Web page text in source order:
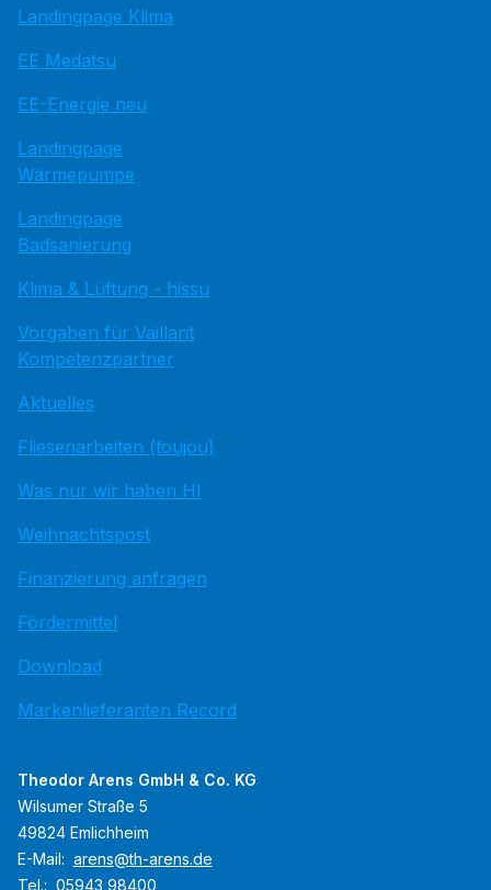
Landingpage Klima
EE Medatsu
EE-Energie neu
Landingpage
Wärmepumpe
Landingpage
Badsanierung
Klima & Lüftung - hissu
Vorgaben für Vaillant
Kompetenzpartner
Aktuelles
Fliesenarbeiten (toujou)
Was nur wir haben HI
Weihnachtspost
Finanzierung anfragen
Fördermittel
Download
Markenlieferanten Record
Theodor Arens GmbH & Co. KG
Wilsumer Straße 5
49824 Emlichheim
E-Mail: arens@th-arens.de
Tel.: 05943 98400